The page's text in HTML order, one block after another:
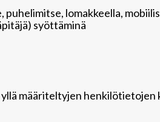
lomakkeella,
syöttäminä
yllä määriteltyjen